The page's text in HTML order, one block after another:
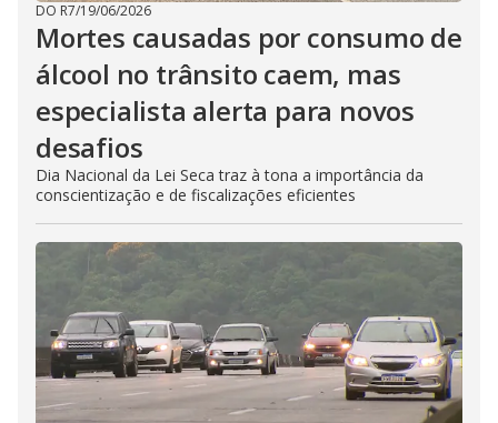
DO R7/19/06/2026
Mortes causadas por consumo de
álcool no trânsito caem, mas
especialista alerta para novos
desafios
Dia Nacional da Lei Seca traz à tona a importância da
conscientização e de fiscalizações eficientes